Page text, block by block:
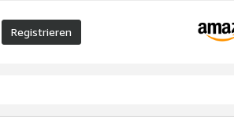
Registrieren